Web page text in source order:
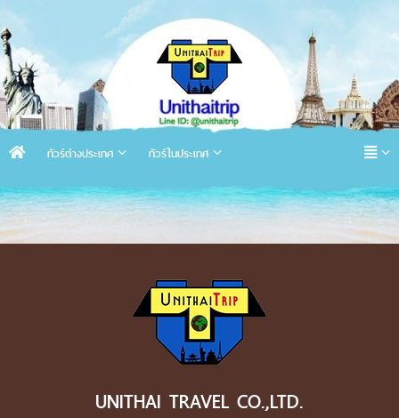
ทัวร์ต่างประเทศ ทัวร์ในประเทศ
UNITHAI TRAVEL CO.,LTD.